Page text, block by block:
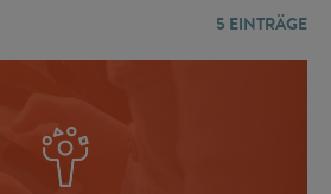
5 EINTRÄGE